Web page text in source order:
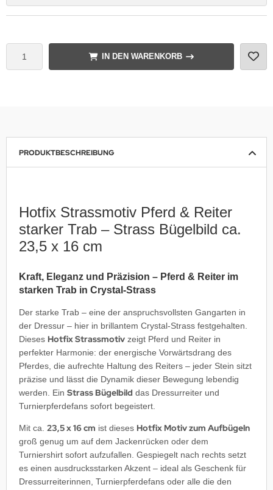
IN DEN WARENKORB
PRODUKTBESCHREIBUNG
Hotfix Strassmotiv Pferd & Reiter
starker Trab – Strass Bügelbild ca.
23,5 x 16 cm
Kraft, Eleganz und Präzision – Pferd & Reiter im
starken Trab in Crystal-Strass
Der starke Trab – eine der anspruchsvollsten Gangarten in
der Dressur – hier in brillantem Crystal-Strass festgehalten.
Dieses Hotfix Strassmotiv zeigt Pferd und Reiter in
perfekter Harmonie: der energische Vorwärtsdrang des
Pferdes, die aufrechte Haltung des Reiters – jeder Stein sitzt
präzise und lässt die Dynamik dieser Bewegung lebendig
werden. Ein Strass Bügelbild das Dressurreiter und
Turnierpferdefans sofort begeistert.
Mit ca. 23,5 x 16 cm ist dieses Hotfix Motiv zum Aufbügeln
groß genug um auf dem Jackenrücken oder dem
Turniershirt sofort aufzufallen. Gespiegelt nach rechts setzt
es einen ausdrucksstarken Akzent – ideal als Geschenk für
Dressurreiterinnen, Turnierpferdefans oder alle die den